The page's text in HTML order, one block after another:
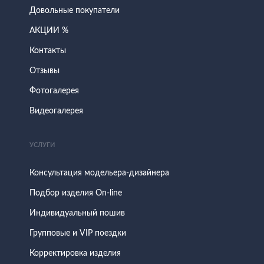
Довольные покупатели
АКЦИИ %
Контакты
Отзывы
Фотогалерея
Видеогалерея
УСЛУГИ
Консультация модельера-дизайнера
Подбор изделия On-line
Индивидуальный пошив
Групповые и VIP поездки
Корректировка изделия